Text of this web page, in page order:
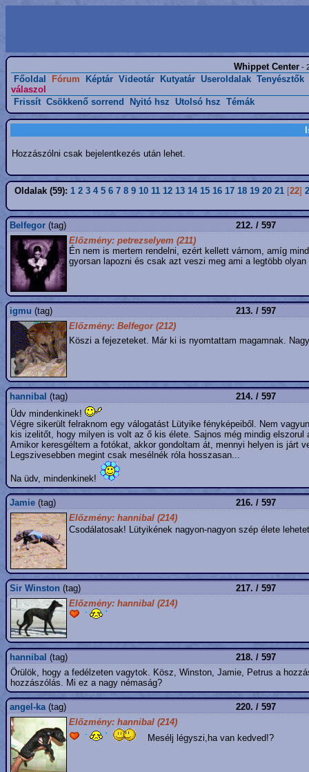
Whippet Center -
Főoldal Fórum Képtár Videotár Kutyatár Useroldalak Tenyésztők
válaszol
Frissít Csökkenő sorrend Nyitó hsz Utolsó hsz Témák
Hozzászólni csak bejelentkezés után lehet.
Oldalak (59): 1 2 3 4 5 6 7 8 9 10 11 12 13 14 15 16 17 18 19 20 21 [22]
Belfegor (tag)
212. / 597
Előzmény: petrezselyem (211)
Én nem is mertem rendelni, ezért kellett várnom, amíg
gyorsan lapozni és csak azt veszi meg ami a legtöbb
igmu (tag)
213. / 597
Előzmény: Belfegor (212)
Köszi a fejezeteket. Már ki is nyomtattam magamnak.
hannibal (tag)
214. / 597
Üdv mindenkinek!
Végre sikerült felraknom egy válogatást Lütyike fényképeiből. Nem
kis izelitőt, hogy milyen is volt az ő kis élete. Sajnos még mindig elszorul
Amikor keresgéltem a fotókat, akkor gondoltam át, mennyi helyen is járt
Legszivesebben megint csak mesélnék róla hosszasan...
Na üdv, mindenkinek!
Jamie (tag)
216. / 597
Előzmény: hannibal (214)
Csodálatosak! Lütyikének nagyon-nagyon szép élete
Sir Winston (tag)
217. / 597
Előzmény: hannibal (214)
hannibal (tag)
218. / 597
Örülök, hogy a fedélzeten vagytok. Kösz, Winston, Jamie, Petrus a
hozzászólás. Mi ez a nagy némaság?
angel-ka(tag)
220. / 597
Előzmény: hannibal (214)
Mesélj légyszi,ha van kedved!?